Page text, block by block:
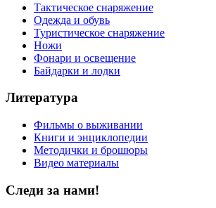
Тактическое снаряжение
Одежда и обувь
Туристическое снаряжение
Ножи
Фонари и освещение
Байдарки и лодки
Литература
Фильмы о выживании
Книги и энциклопедии
Методички и брошюры
Видео материалы
Следи за нами!